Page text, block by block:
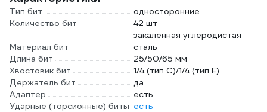
Тип бит
односторонние
Количество бит
42 шт
Материал бит
закаленная углеродистая
сталь
Длина бит
25/50/65 мм
Хвостовик бит
1/4 (тип С)/1/4 (тип Е)
Держатель бит
да
Адаптер
есть
Ударные (торсионные) биты есть